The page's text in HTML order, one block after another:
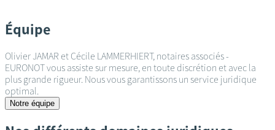
Équipe
Olivier JAMAR et Cécile LAMMERHIERT, notaires associés -
EURONOT vous assiste sur mesure, en toute discrétion et avec la
plus grande rigueur. Nous vous garantissons un service juridique
optimal.
Notre équipe